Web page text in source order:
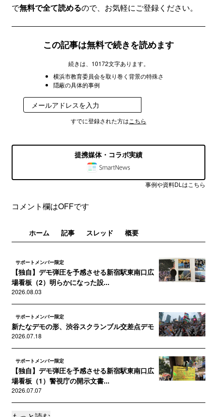
で無料で全て読めるので、お気軽にご登録ください。
この記事は無料で続きを読めます
続きは、10172文字あります。
横浜市教育委員会を取り巻く背景の特殊さ
隠蔽の具体的事例
すでに登録された方は こちら
提携媒体・コラボ実績
事例や資料DLはこちら
コメント欄はOFFです
ホーム 記事 スレッド 概要
サポートメンバー限定
【独自】デモ弾圧を予感させる新宿駅東南口広
場看板（2）明らかになった設...
2026.08.03
サポートメンバー限定
新たなデモの形、渋谷スクランブル交差点デモ
2026.07.18
サポートメンバー限定
【独自】デモ弾圧を予感させる新宿駅東南口広
場看板（1）警視庁の開示文書...
2026.07.07
サポートメンバー限定